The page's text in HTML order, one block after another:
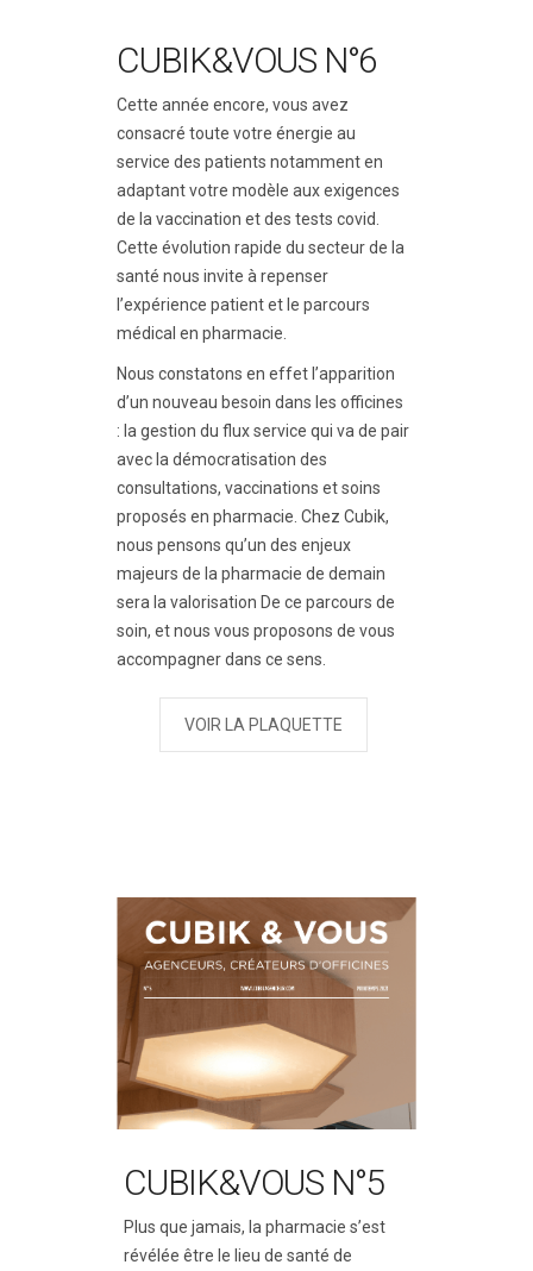
CUBIK&VOUS N°6
Cette année encore, vous avez
consacré toute votre énergie au
service des patients notamment en
adaptant votre modèle aux exigences
de la vaccination et des tests covid.
Cette évolution rapide du secteur de la
santé nous invite à repenser
l’expérience patient et le parcours
médical en pharmacie.
Nous constatons en effet l’apparition
d’un nouveau besoin dans les officines
: la gestion du flux service qui va de pair
avec la démocratisation des
consultations, vaccinations et soins
proposés en pharmacie. Chez Cubik,
nous pensons qu’un des enjeux
majeurs de la pharmacie de demain
sera la valorisation De ce parcours de
soin, et nous vous proposons de vous
accompagner dans ce sens.
VOIR LA PLAQUETTE
CUBIK&VOUS N°5
Plus que jamais, la pharmacie s’est
révélée être le lieu de santé de